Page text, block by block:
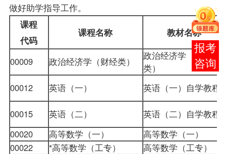
做好助学指导工作。
课程
代码
课程名称 教材名称
00009 政治经济学（财经类）
政治经济学（财经
类）
00012 英语（一） 英语（一）自学教程
00015 英语（二） 英语（二）自学教程
00020
高等数学（一） 高等数学（一）
00022
*高等数学（工专） 高等数学（工专）
报考
咨询